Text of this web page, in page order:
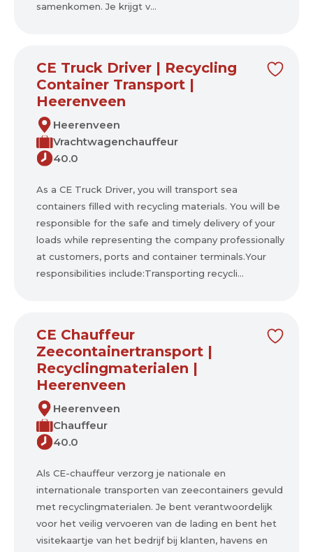
samenkomen. Je krijgt v...
CE Truck Driver | Recycling
Container Transport |
Heerenveen
Heerenveen
Vrachtwagenchauffeur
40.0
As a CE Truck Driver, you will transport sea
containers filled with recycling materials. You will be
responsible for the safe and timely delivery of your
loads while representing the company professionally
at customers, ports and container terminals.Your
responsibilities include:Transporting recycli...
CE Chauffeur
Zeecontainertransport |
Recyclingmaterialen |
Heerenveen
Heerenveen
Chauffeur
40.0
Als CE-chauffeur verzorg je nationale en
internationale transporten van zeecontainers gevuld
met recyclingmaterialen. Je bent verantwoordelijk
voor het veilig vervoeren van de lading en bent het
visitekaartje van het bedrijf bij klanten, havens en